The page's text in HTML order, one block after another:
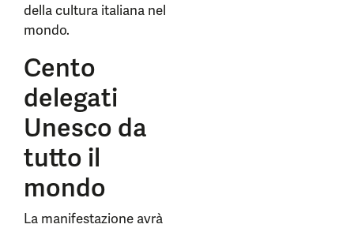
della cultura italiana nel
mondo.
Cento
delegati
Unesco da
tutto il
mondo
La manifestazione avrà